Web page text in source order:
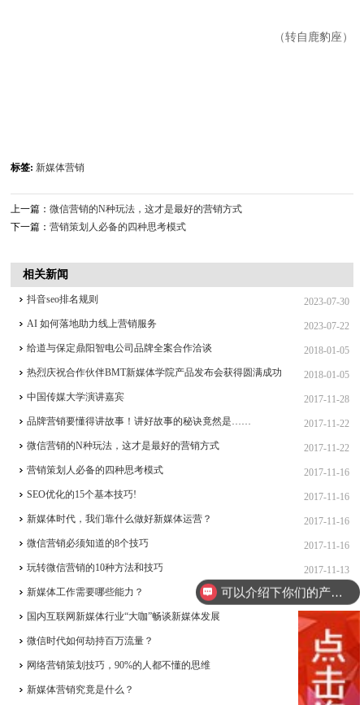
（转自 鹿豹座 ）
标签: 新媒体营销
上一篇：微信营销的N种玩法，这才是最好的营销方式
下一篇：营销策划人必备的四种思考模式
相关新闻
2023-07-30
抖音seo排名规则
2023-07-22
AI 如何落地助力线上营销服务
2018-01-05
给道与保定鼎阳智电公司品牌全案合作洽谈
2018-01-05
热烈庆祝合作伙伴BMT新媒体学院产品发布会获得圆满成功
2017-11-28
中国传媒大学演讲嘉宾
2017-11-22
品牌营销要懂得讲故事！讲好故事的秘诀竟然是……
2017-11-22
微信营销的N种玩法，这才是最好的营销方式
2017-11-16
营销策划人必备的四种思考模式
2017-11-16
SEO优化的15个基本技巧!
2017-11-16
新媒体时代，我们靠什么做好新媒体运营？
2017-11-16
微信营销必须知道的8个技巧
2017-11-13
玩转微信营销的10种方法和技巧
2017-11-10
新媒体工作需要哪些能力？
2017-11-10
国内互联网新媒体行业“大咖”畅谈新媒体发展
2017-11-09
微信时代如何劫持百万流量？
2017-11-09
网络营销策划技巧，90%的人都不懂的思维
2017-11-09
新媒体营销究竟是什么？
你们是怎么收费的呢？